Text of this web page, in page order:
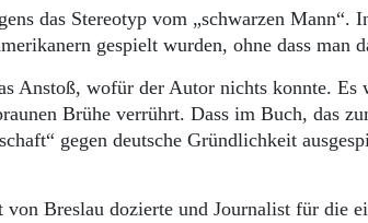
das Stereotyp vom „schwarzen Mann“.
gespielt wurden, ohne dass man
Anstoß, wofür der Autor nichts konnte.
Brühe verrührt. Dass im Buch, das
gegen deutsche Gründlichkeit
Breslau dozierte und Journalist für die